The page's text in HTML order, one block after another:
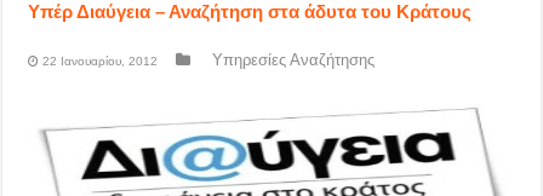
Υπέρ Διαύγεια – Αναζήτηση στα άδυτα του Κράτους
22 Ιανουαρίου, 2012 Υπηρεσίες Αναζήτησης